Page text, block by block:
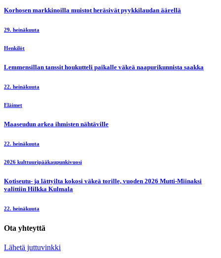
Korhosen markkinoilla muistot heräsivät pyykkilaudan äärellä
29. heinäkuuta
Henkilöt
Lemmensillan tanssit houkutteli paikalle väkeä naapurikunnista saakka
22. heinäkuuta
Eläimet
Maaseudun arkea ihmisten nähtäville
22. heinäkuuta
2026 kulttuuripääkaupunkivuosi
Kotiseutu- ja lättyilta kokosi väkeä torille, vuoden 2026 Mutti-Miinaksi
valittiin Hilkka Kulmala
22. heinäkuuta
Ota yhteyttä
Lähetä juttuvinkki